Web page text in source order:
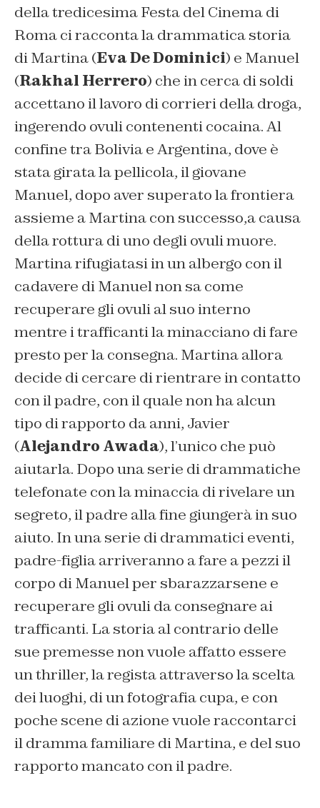
della tredicesima Festa del Cinema di
Roma ci racconta la drammatica storia
di Martina (Eva De Dominici) e Manuel
(Rakhal Herrero) che in cerca di soldi
accettano il lavoro di corrieri della droga,
ingerendo ovuli contenenti cocaina. Al
confine tra Bolivia e Argentina, dove è
stata girata la pellicola, il giovane
Manuel, dopo aver superato la frontiera
assieme a Martina con successo,a causa
della rottura di uno degli ovuli muore.
Martina rifugiatasi in un albergo con il
cadavere di Manuel non sa come
recuperare gli ovuli al suo interno
mentre i trafficanti la minacciano di fare
presto per la consegna. Martina allora
decide di cercare di rientrare in contatto
con il padre, con il quale non ha alcun
tipo di rapporto da anni, Javier
(Alejandro Awada), l’unico che può
aiutarla. Dopo una serie di drammatiche
telefonate con la minaccia di rivelare un
segreto, il padre alla fine giungerà in suo
aiuto. In una serie di drammatici eventi,
padre-figlia arriveranno a fare a pezzi il
corpo di Manuel per sbarazzarsene e
recuperare gli ovuli da consegnare ai
trafficanti. La storia al contrario delle
sue premesse non vuole affatto essere
un thriller, la regista attraverso la scelta
dei luoghi, di un fotografia cupa, e con
poche scene di azione vuole raccontarci
il dramma familiare di Martina, e del suo
rapporto mancato con il padre.